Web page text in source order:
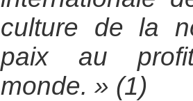
culture de la
paix au
monde. » (1)